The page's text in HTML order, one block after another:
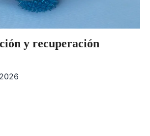
y recuperación